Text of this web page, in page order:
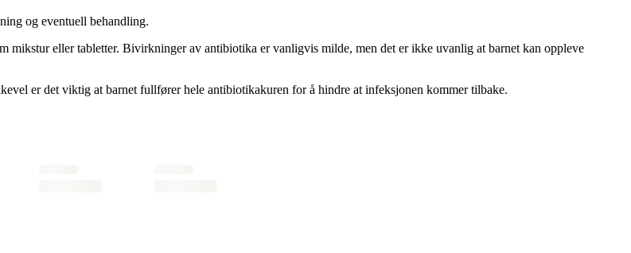
og eventuell behandling.
eller tabletter. Bivirkninger av antibiotika er vanligvis milde, men det er ikke uvanlig at barnet kan oppleve
er det viktig at barnet fullfører hele antibiotikakuren for å hindre at infeksjonen kommer tilbake.